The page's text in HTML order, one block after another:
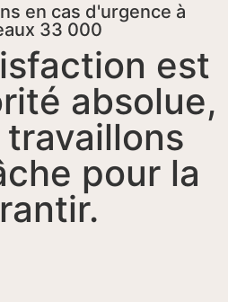
en cas d'urgence à
33 000
est
absolue,
pour la